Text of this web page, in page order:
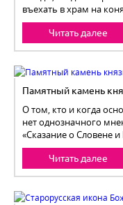
въехать в храм на
Читать далее
Памятный камень
О том, кто и когда
нет однозначного
«Сказание о Словене
Читать далее